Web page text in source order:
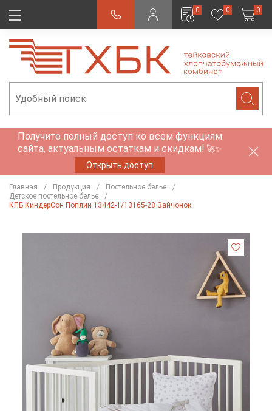
0 0 0
Получите полный доступ ко всем функциям
сайта, актуальным остаткам и скидкам! 🚀✨
Открыть доступ
Главная Продукция
Постельное белье
Детское постельное белье
КПБ КиндерСон Поплин 13442-1/13165-28 Зайчонок